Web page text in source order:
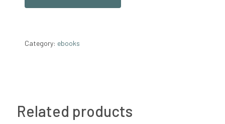
Category: ebooks
Related products